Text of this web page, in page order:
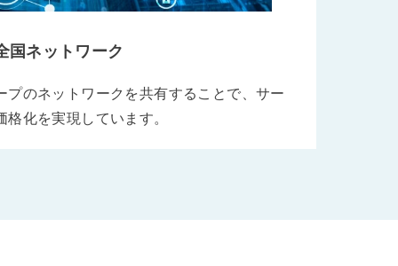
国ネットワーク
プのネットワークを共有することで、サー
化を実現しています。